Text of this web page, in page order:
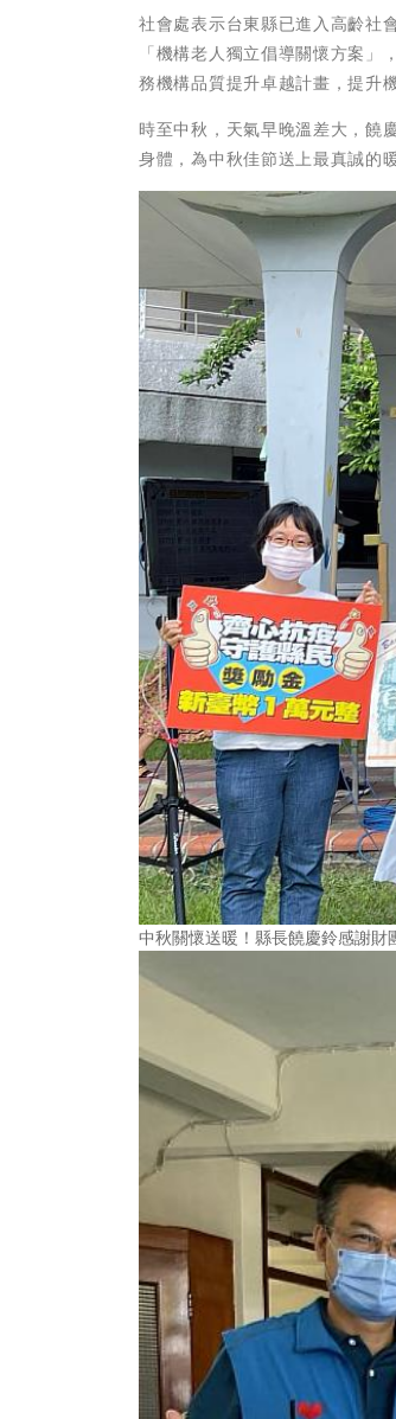
社會處表示台東縣已進入高齡社
「機構老人獨立倡導關懷方案
務機構品質提升卓越計畫，提升
時至中秋，天氣早晚溫差大，饒
身體，為中秋佳節送上最真誠的
中秋關懷送暖！縣長饒慶鈴感謝